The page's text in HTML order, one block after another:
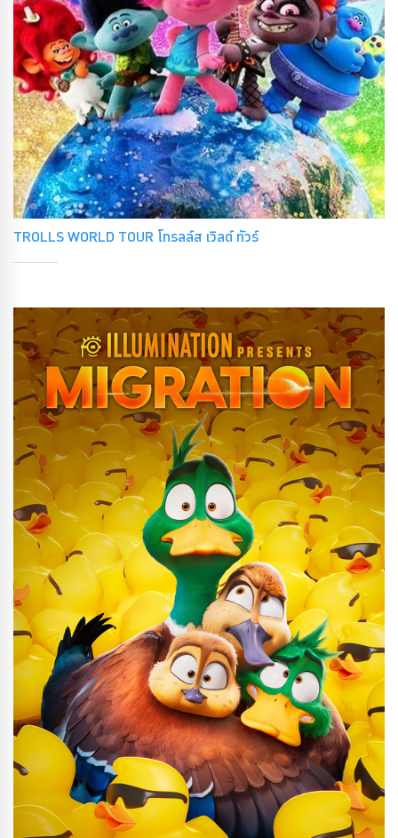
TROLLS WORLD TOUR โทรลล์ส เวิลด์ ทัวร์